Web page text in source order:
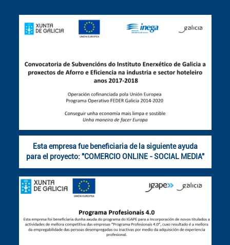
Esta empresa fue beneficiaria de la siguiente ayuda
para el proyecto: "COMERCIO ONLINE - SOCIAL MEDIA"